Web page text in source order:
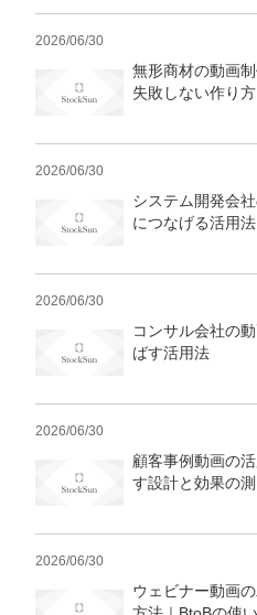
2026/06/30
無形商材の動画
失敗しない作り方
2026/06/30
システム開発会
につなげる活用法
2026/06/30
コンサル会社の
ばす活用法
2026/06/30
顧客事例動画の
す設計と効果の
2026/06/30
ウェビナー動画